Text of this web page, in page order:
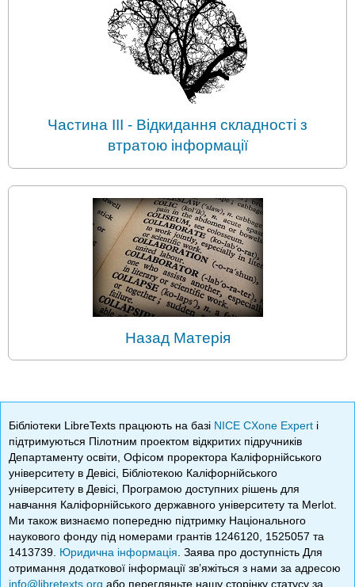
Частина III - Відкидання складності з
втратою інформації
Назад Матерія
Бібліотеки LibreTexts працюють на базі NICE CXone Expert і
підтримуються Пілотним проектом відкритих підручників
Департаменту освіти, Офісом проректора Каліфорнійського
університету в Девісі, Бібліотекою Каліфорнійського
університету в Девісі, Програмою доступних рішень для
навчання Каліфорнійського державного університету та Merlot.
Ми також визнаємо попередню підтримку Національного
наукового фонду під номерами грантів 1246120, 1525057 та
1413739. Юридична інформація . Заява про доступність Для
отримання додаткової інформації зв’яжіться з нами за адресою
info@libretexts.org або перегляньте нашу сторінку статусу за